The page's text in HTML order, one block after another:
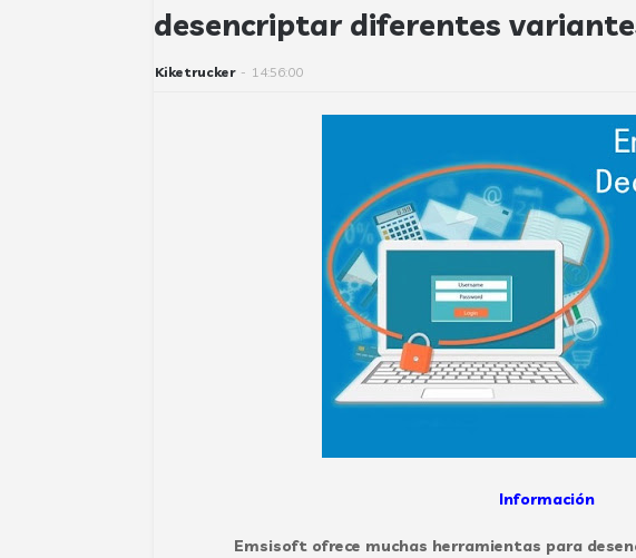
desencriptar diferentes
Kiketrucker - 14:56:00
Información
Emsisoft ofrece muchas herramientas para